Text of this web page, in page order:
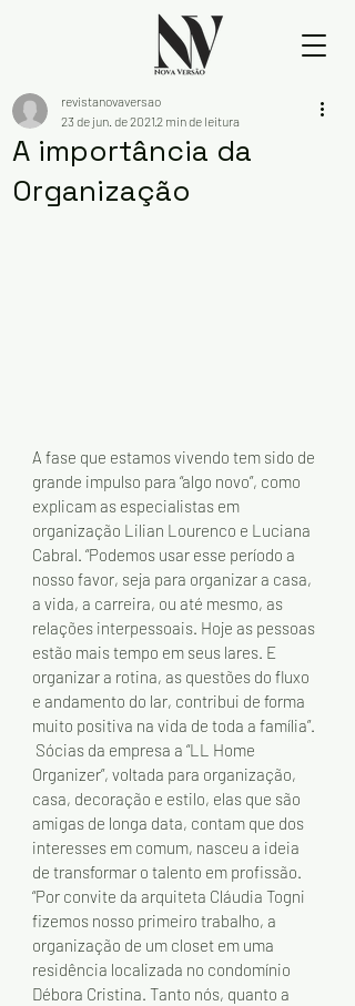
A importância da
Organização
revistanovaversao
23 de jun. de 20212 min de leitura
A fase que estamos vivendo tem sido de
grande impulso para “algo novo”, como
explicam as especialistas em
organização Lilian Lourenco e Luciana
Cabral. “Podemos usar esse período a
nosso favor, seja para organizar a casa,
a vida, a carreira, ou até mesmo, as
relações interpessoais. Hoje as pessoas
estão mais tempo em seus lares. E
organizar a rotina, as questões do fluxo
e andamento do lar, contribui de forma
muito positiva na vida de toda a família”.
Organizer”, voltada para organização,
casa, decoração e estilo, elas que são
amigas de longa data, contam que dos
interesses em comum, nasceu a ideia
de transformar o talento em profissão.
“Por convite da arquiteta Cláudia Togni
fizemos nosso primeiro trabalho, a
organização de um closet em uma
residência localizada no condomínio
Débora Cristina. Tanto nós, quanto a